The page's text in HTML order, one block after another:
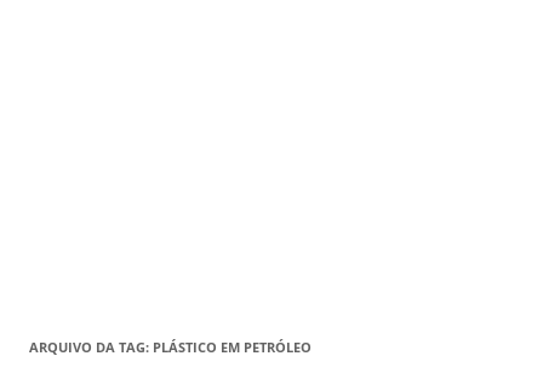
ARQUIVO DA TAG: PLÁSTICO EM PETRÓLEO